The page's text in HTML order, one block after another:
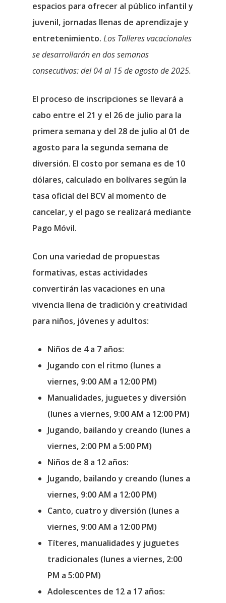
espacios para ofrecer al público infantil y
juvenil, jornadas llenas de aprendizaje y
entretenimiento. Los Talleres vacacionales
se desarrollarán en dos semanas
consecutivas: del 04 al 15 de agosto de 2025.
El proceso de inscripciones se llevará a
cabo entre el 21 y el 26 de julio para la
primera semana y del 28 de julio al 01 de
agosto para la segunda semana de
diversión. El costo por semana es de 10
dólares, calculado en bolívares según la
tasa oficial del BCV al momento de
cancelar, y el pago se realizará mediante
Pago Móvil.
Con una variedad de propuestas
formativas, estas actividades
convertirán las vacaciones en una
vivencia llena de tradición y creatividad
para niños, jóvenes y adultos:
Niños de 4 a 7 años:
Jugando con el ritmo (lunes a
viernes, 9:00 AM a 12:00 PM)
Manualidades, juguetes y diversión
(lunes a viernes, 9:00 AM a 12:00 PM)
Jugando, bailando y creando (lunes a
viernes, 2:00 PM a 5:00 PM)
Niños de 8 a 12 años:
Jugando, bailando y creando (lunes a
viernes, 9:00 AM a 12:00 PM)
Canto, cuatro y diversión (lunes a
viernes, 9:00 AM a 12:00 PM)
Títeres, manualidades y juguetes
tradicionales (lunes a viernes, 2:00
PM a 5:00 PM)
Adolescentes de 12 a 17 años: